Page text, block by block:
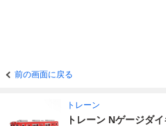
前の画面に戻る
トレーン
トレーン Nゲージダ